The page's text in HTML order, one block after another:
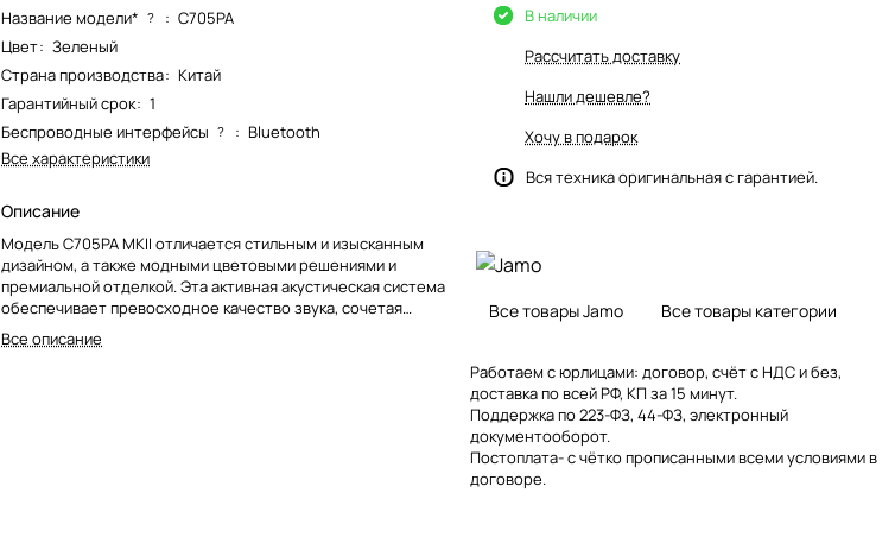
Название модели* ? : C705PA
Цвет: Зеленый
Страна производства: Китай
Гарантийный срок: 1
Беспроводные интерфейсы ? : Bluetooth
Все характеристики
Описание
Модель C705PA MKII отличается стильным и изысканным
дизайном, а также модными цветовыми решениями и
премиальной отделкой. Эта активная акустическая система
обеспечивает превосходное качество звука, сочетая
элегантность с высокой производительностью. Ее изящный
компактный дизайн дополняется универсальными
Все описание
В наличии
Рассчитать доставку
Нашли дешевле?
Хочу в подарок
Вся техника оригинальная с гарантией.
Все товары Jamo Все товары категории
Работаем с юрлицами: договор, счёт с НДС и без,
доставка по всей РФ, КП за 15 минут.
Поддержка по 223-ФЗ, 44-ФЗ, электронный
документооборот.
Постоплата- с чётко прописанными всеми условиями в
договоре.